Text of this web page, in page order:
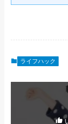
ライフハック